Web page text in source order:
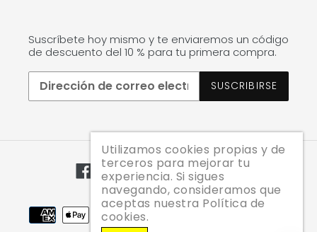
Suscríbete hoy mismo y te enviaremos un código
de descuento del 10 % para tu primera compra.
SUSCRIBIRSE
FacebookTwitterPinterestInstagramYouTube
Métodos
Utilizamos cookies propias y de
terceros para mejorar tu
experiencia. Si sigues
navegando, consideramos que
aceptas nuestra Política de
cookies.